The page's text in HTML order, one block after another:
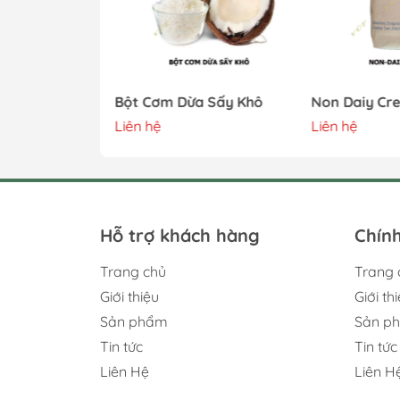
(Viet Australia Flavor Import Export .,.Jsc)
Địa chỉ : Số 268 Trần Điền, Phường Định
Hotline : 0243.916.1111 - 0243. 202.0059
Email : chemecalsvietuc@gmail.com
Website :
https://vietucjsc.com
Bột Cơm Dừa Sấy Khô
Liên hệ
Non Daiy
Liên hệ
Hỗ trợ khách hàng
Trang chủ
Giới thiệu
Sản phẩm
Tin tức
Liên Hệ
Trang
Giới
Sản
Tin tức
Liên